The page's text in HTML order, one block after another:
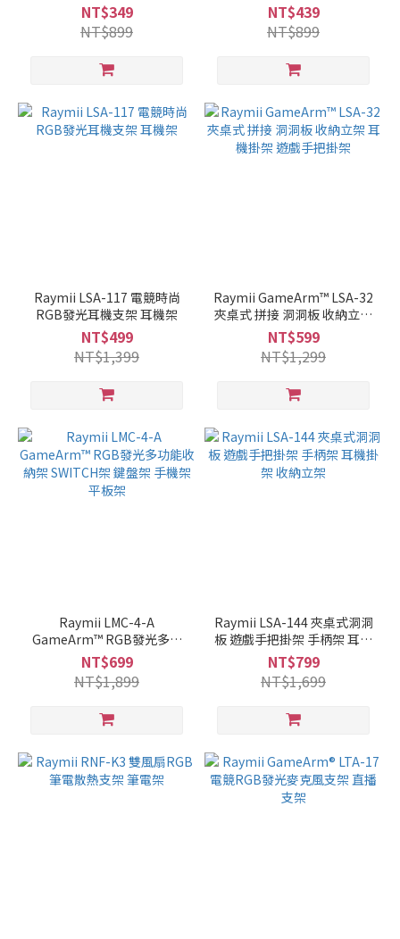
NT$349
NT$899
NT$439
NT$899
Raymii LSA-117 電競時尚
RGB發光耳機支架 耳機架
NT$499
NT$1,399
Raymii GameArm™ LSA-32
夾桌式 拼接 洞洞板 收納立架
耳機掛架 遊戲手把掛架
NT$599
NT$1,299
Raymii LMC-4-A
GameArm™ RGB發光多功
能收納架 SWITCH架 鍵盤架
手機架 平板架
NT$699
NT$1,899
Raymii LSA-144 夾桌式洞洞
板 遊戲手把掛架 手柄架 耳機
掛架 收納立架
NT$799
NT$1,699